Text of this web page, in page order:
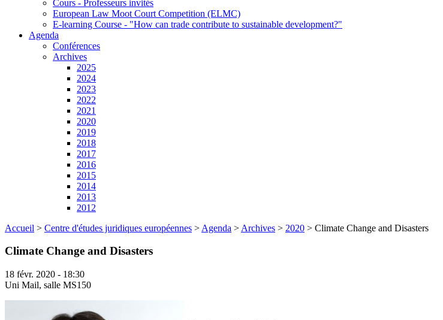
Cours - Professeurs invités
European Law Moot Court Competition (ELMC)
E-learning Course - "How can trade contribute to sustainable development?"
Agenda
Conférences
Archives
2025
2024
2023
2022
2021
2020
2019
2018
2017
2016
2015
2014
2013
2012
Accueil > Centre d'études juridiques européennes > Agenda > Archives > 2020 > Climate Change and Disasters
Climate Change and Disasters
18 févr. 2020 - 18:30
Uni Mail, salle MS150